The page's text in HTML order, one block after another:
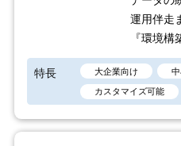
運用伴走
『環境構
特長 大企業向け
カスタマイズ可能